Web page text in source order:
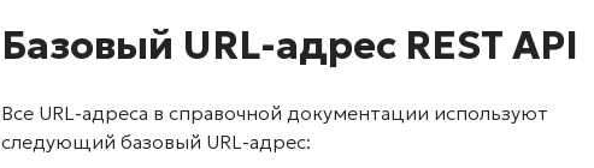
Базовый URL-адрес REST API
Все URL-адреса в справочной документации используют
следующий базовый URL-адрес: